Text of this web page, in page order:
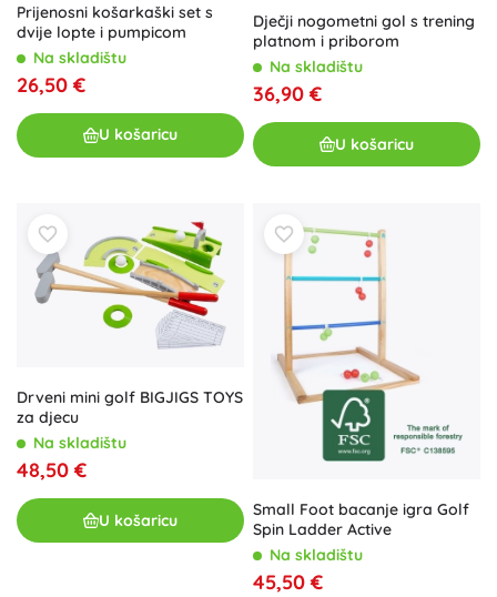
Prijenosni košarkaški set s
dvije lopte i pumpicom
Na skladištu
26,50 €
U košaricu
Dječji nogometni gol s trening
platnom i priborom
Na skladištu
36,90 €
U košaricu
Drveni mini golf BIGJIGS TOYS
za djecu
Na skladištu
48,50 €
U košaricu
Small Foot bacanje igra Golf
Spin Ladder Active
Na skladištu
45,50 €